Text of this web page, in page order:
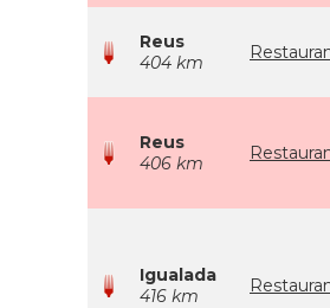
Reus
404 km
Reus
406 km
Igualada
416 km